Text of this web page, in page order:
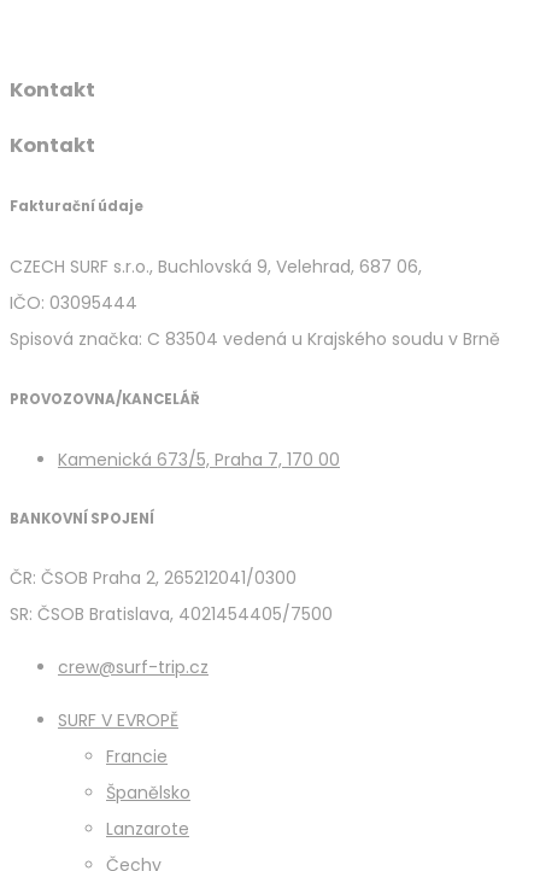
Kontakt
Kontakt
Fakturační údaje
CZECH SURF s.r.o., Buchlovská 9, Velehrad, 687 06,
IČO: 03095444
Spisová značka: C 83504 vedená u Krajského soudu v Brně
PROVOZOVNA/KANCELÁŘ
Kamenická 673/5, Praha 7, 170 00
BANKOVNÍ SPOJENÍ
ČR: ČSOB Praha 2, 265212041/0300
SR: ČSOB Bratislava, 4021454405/7500
crew@surf-trip.cz
SURF V EVROPĚ
Francie
Španělsko
Lanzarote
Čechy